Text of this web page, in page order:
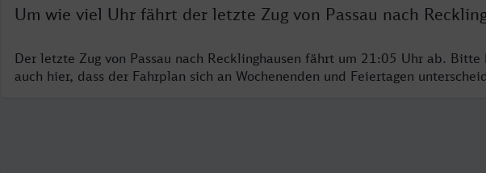
Um wie viel Uhr fährt der letzte Zug von Passau nach
Der letzte Zug von Passau nach Recklinghausen fährt um 21:05 Uhr ab. Bitte
auch hier, dass der Fahrplan sich an Wochenenden und Feiertagen